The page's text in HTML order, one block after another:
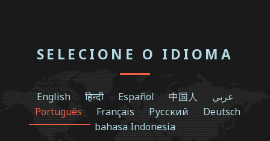
SELECIONE O IDIOMA
English हिन्दी Español 中国人
عربي
Português
Français Русский
Deutsch
bahasa Indonesia